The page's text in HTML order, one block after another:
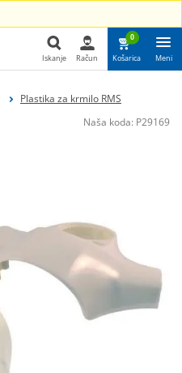
Iskanje
Iskanje Račun
0
Košarica Meni
Plastika za krmilo RMS
Naša koda: P29169